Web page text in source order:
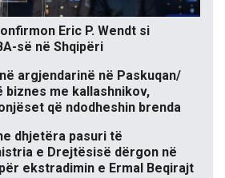
Eric P. Wendt si
së në Shqipëri
argjendarinë në Paskuqan/
me kallashnikov,
që ndodheshin brenda
dhjetëra pasuri të
e Drejtësisë dërgon në
ekstradimin e Ermal Beqirajt